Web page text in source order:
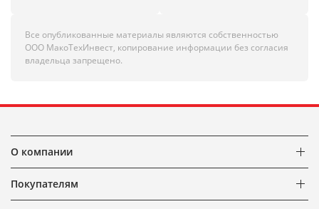
Все опубликованные материалы являются собственностью
ООО МакоТехИнвест, копирование информации без согласия
владельца запрещено.
О компании
Покупателям